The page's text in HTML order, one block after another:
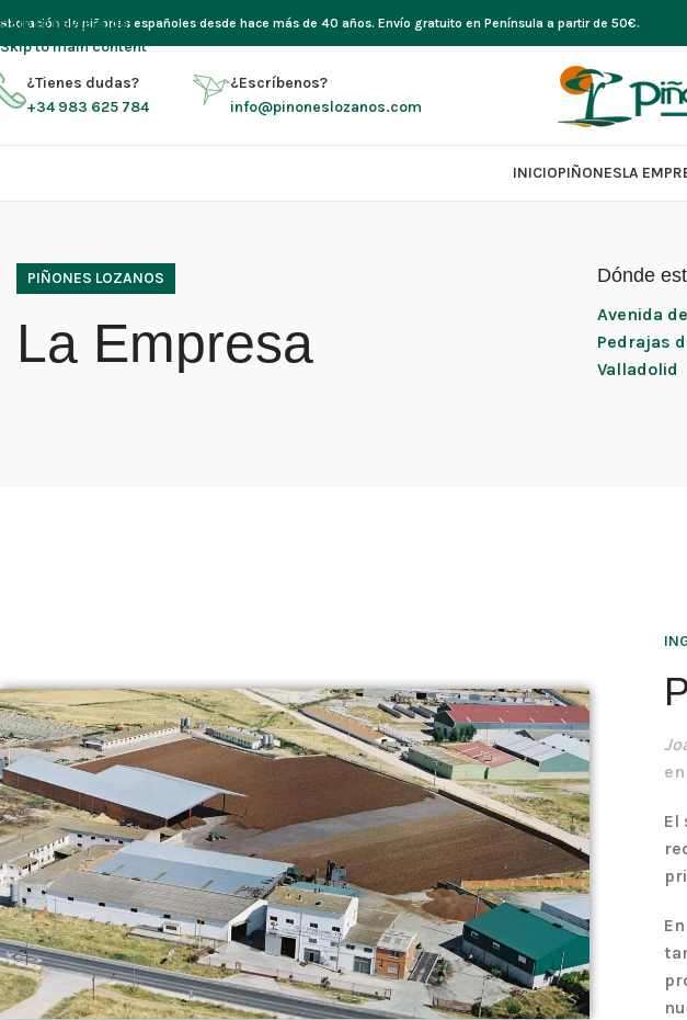
Skip to navigation
Skip to main content
de piñones españoles desde hace más de 40 años. Envío gratuito en Península a partir de 50€.
¿Tienes dudas?
+34 983 625 784
¿Escríbenos?
info@pinoneslozanos.com
INICIOPIÑONESLA
PIÑONES LOZANOS
La Empresa
Dónde
Avenida
Pedrajas
Valladolid
en
El